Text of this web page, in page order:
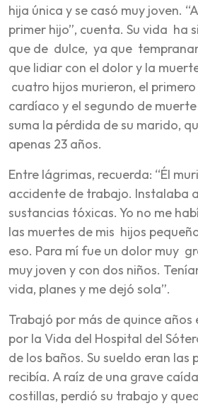
hija única y se casó muy joven.
primer hijo”, cuenta. Su vida ha
que de dulce, ya que
que lidiar con el dolor y la
cuatro hijos murieron, el
cardíaco y el segundo de
suma la pérdida de su marido,
apenas 23 años.
Entre lágrimas, recuerda: “Él
accidente de trabajo. Instalaba
sustancias tóxicas. Yo no me
las muertes de mis hijos
eso. Para mí fue un dolor muy
muy joven y con dos niños.
vida, planes y me dejó sola”.
Trabajó por más de quince años
por la Vida del Hospital del
de los baños. Su sueldo eran las
recibía. A raíz de una grave
costillas, perdió su trabajo y